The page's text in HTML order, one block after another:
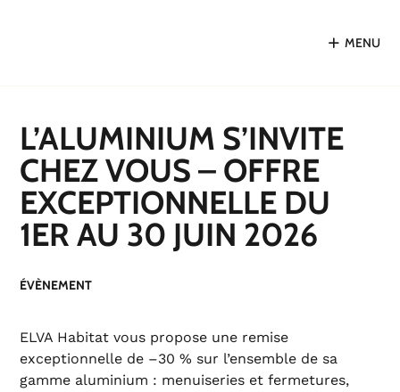
MENU
L’ALUMINIUM S’INVITE
CHEZ VOUS – OFFRE
EXCEPTIONNELLE DU
1ER AU 30 JUIN 2026
ÉVÈNEMENT
ELVA Habitat vous propose une remise
exceptionnelle de –30 % sur l’ensemble de sa
gamme aluminium : menuiseries et fermetures,